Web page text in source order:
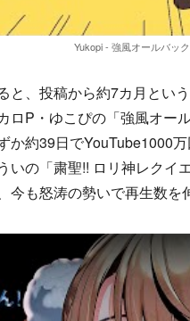
Yukopi - 強風オールバッ
と、投稿から約7カ月とい
ロP・ゆこぴの「強風オ
か約39日でYouTube1000
いの「粛聖!! ロリ神レク
今も怒涛の勢いで再生数を